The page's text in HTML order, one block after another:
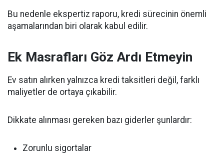
Bu nedenle ekspertiz raporu, kredi sürecinin önemli
aşamalarından biri olarak kabul edilir.
Ek Masrafları Göz Ardı Etmeyin
Ev satın alırken yalnızca kredi taksitleri değil, farklı
maliyetler de ortaya çıkabilir.
Dikkate alınması gereken bazı giderler şunlardır:
Zorunlu sigortalar